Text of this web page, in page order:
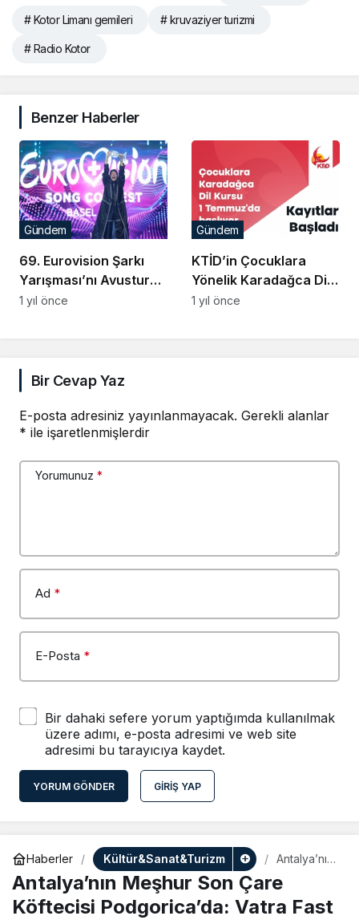
# Kotor Limanı gemileri # kruvaziyer turizmi
# Radio Kotor
Benzer Haberler
69. Eurovision Şarkı
Yarışması’nı Avusturya
Kazandı
Gündem
1 yıl önce
KTİD’in Çocuklara
Yönelik Karadağca Dil
Kursu Başlıyor
Gündem
1 yıl önce
Bir Cevap Yaz
E-posta adresiniz yayınlanmayacak. Gerekli alanlar
* ile işaretlenmişlerdir
Yorumunuz *
Ad *
E-Posta *
Bir dahaki sefere yorum yaptığımda kullanılmak
üzere adımı, e-posta adresimi ve web site
adresimi bu tarayıcıya kaydet.
YORUM GÖNDER GIRIŞ YAP
Haberler Kültür&Sanat&Turizm
Antalya’nın
Son Çare
Köftecisi
Podgorica’
Antalya’nın Meşhur Son Çare
Köftecisi Podgorica’da: Vatra Fast